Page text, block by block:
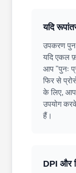
यदि
उपकरण
यदि एकल
आप "पुनः
फिर से
के लिए, आप
उपयोग
हैं।
DPI और